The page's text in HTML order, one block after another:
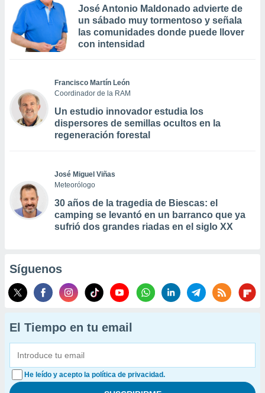
José Antonio Maldonado advierte de
un sábado muy tormentoso y señala
las comunidades donde puede llover
con intensidad
Francisco Martín León
Coordinador de la RAM
Un estudio innovador estudia los
dispersores de semillas ocultos en la
regeneración forestal
José Miguel Viñas
Meteorólogo
30 años de la tragedia de Biescas: el
camping se levantó en un barranco que ya
sufrió dos grandes riadas en el siglo XX
Síguenos
El Tiempo en tu email
He leído y acepto la política de privacidad.